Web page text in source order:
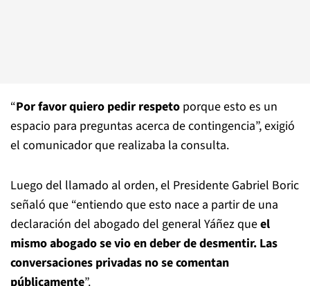
“Por favor quiero pedir respeto porque esto es un
espacio para preguntas acerca de contingencia”, exigió
el comunicador que realizaba la consulta.
Luego del llamado al orden, el Presidente Gabriel Boric
señaló que “entiendo que esto nace a partir de una
declaración del abogado del general Yáñez queel
mismo abogado se vio en deber de desmentir. Las
conversaciones privadas no se comentan
públicamente”.